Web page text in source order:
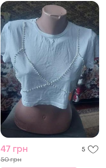
47 грн 5
50 грн